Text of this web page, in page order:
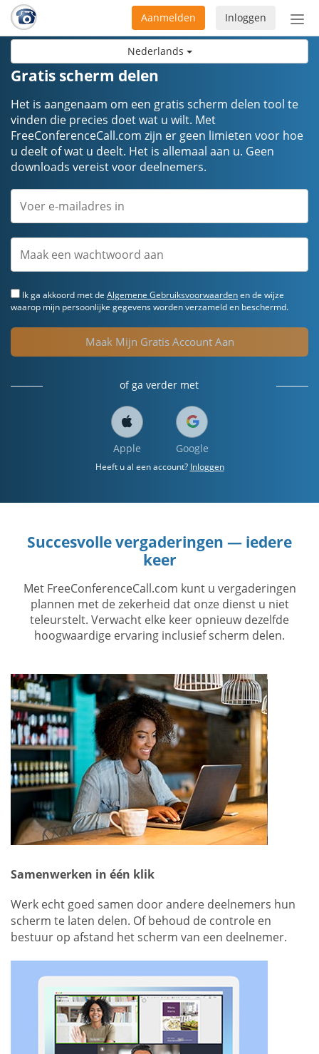
Nederlands
Inloggen
Aanmelden
Gratis scherm delen
Het is aangenaam om een gratis scherm delen tool te
vinden die precies doet wat u wilt. Met
FreeConferenceCall.com zijn er geen limieten voor hoe
u deelt of wat u deelt. Het is allemaal aan u. Geen
downloads vereist voor deelnemers.
Ik ga akkoord met de Algemene Gebruiksvoorwaardenen de wijze
waarop mijn persoonlijke gegevens worden verzameld en beschermd.
Maak Mijn Gratis Account Aan
of ga verder met
Apple Google
Heeft u al een account? Inloggen
Succesvolle vergaderingen — iedere
keer
Met FreeConferenceCall.com kunt u vergaderingen
plannen met de zekerheid dat onze dienst u niet
teleurstelt. Verwacht elke keer opnieuw dezelfde
hoogwaardige ervaring inclusief scherm delen.
Samenwerken in één klik
Werk echt goed samen door andere deelnemers hun
scherm te laten delen. Of behoud de controle en
bestuur op afstand het scherm van een deelnemer.